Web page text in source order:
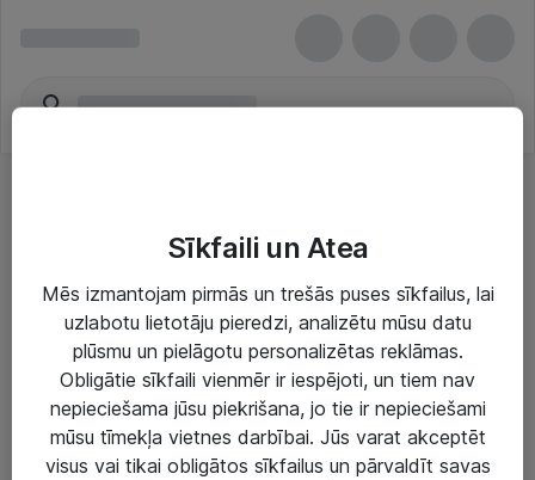
Risinājumi & Pakalpojumi
IT serviss un atbalsts
IT infrastruktūra
Darba vietu IT risinājumi
Sīkfaili un Atea
Mēs izmantojam pirmās un trešās puses sīkfailus, lai
uzlabotu lietotāju pieredzi, analizētu mūsu datu
plūsmu un pielāgotu personalizētas reklāmas.
Obligātie sīkfaili vienmēr ir iespējoti, un tiem nav
nepieciešama jūsu piekrišana, jo tie ir nepieciešami
mūsu tīmekļa vietnes darbībai. Jūs varat akceptēt
visus vai tikai obligātos sīkfailus un pārvaldīt savas